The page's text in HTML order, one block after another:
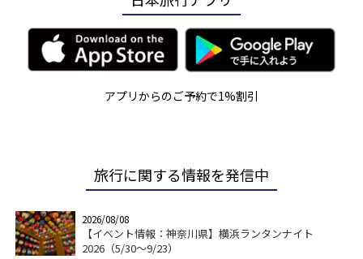
アプリからのご予約で1%割引
旅行に関する情報を発信中
2026/08/08
【イベント情報：神奈川県】横浜ランタンナイト
2026（5/30～9/23）